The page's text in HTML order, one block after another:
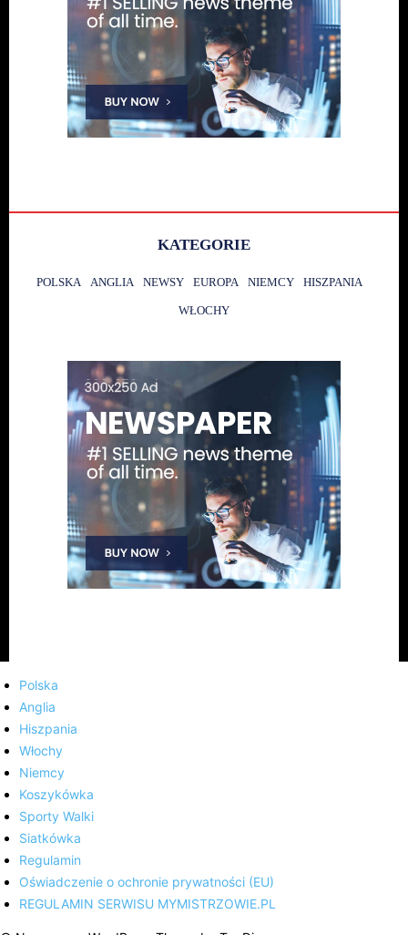
KATEGORIE
POLSKA ANGLIA NEWSY EUROPA NIEMCY HISZPANIA
WŁOCHY
Polska
Anglia
Hiszpania
Włochy
Niemcy
Koszykówka
Sporty Walki
Siatkówka
Regulamin
Oświadczenie o ochronie prywatności (EU)
REGULAMIN SERWISU MYMISTRZOWIE.PL